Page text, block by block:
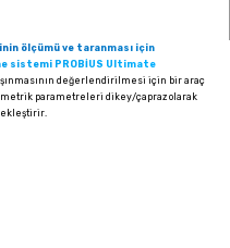
ölçümü ve taranması için
sistemi PROBİUS Ultimate
değerlendirilmesi için bir araç
parametreleri dikey/çapraz olarak